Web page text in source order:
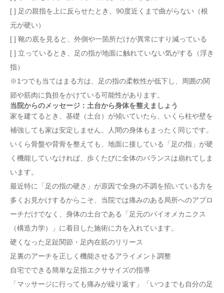
[ ] 足の親指を上に反らせたとき、90度近くまで曲がらない（根
元が硬い）
[ ] 靴の底を見ると、外側や一箇所だけが異常にすり減っている
[ ] 立っているとき、足の指が地面に触れていない気がする（浮き
指）
※1つでも当てはまる方は、足の指の柔軟性が低下し、周囲の関
節や筋肉に負担をかけている可能性があります。
当院からのメッセージ：土台から身体を整えましょう
家を建てるとき、基礎（土台）が傾いていたら、いくら柱や壁を
補強しても家は安定しません。人間の身体もまったく同じです。
いくら骨盤や背骨を整えても、地面に接している「足の指」が硬
く機能していなければ、歩くたびに全体のバランスは崩れてしま
います。
最近特に「足の指の硬さ」が原因で全身の不調を招いている方を
多くお見かけするからこそ、当院では痛みのある局所へのアプロ
ーチだけでなく、身体の土台である「足元のバイオメカニクス
（構造力学）」に着目した施術に力を入れています。
硬くなった足趾関節・足内在筋のリリース
足裏のアーチを正しく機能させるアライメント調整
自宅でできる簡単な足指エクササイズの指導
「マッサージに行っても痛みが繰り返す」「いつまでも自分の足
1. 足の指は、身体の「高性能センサー」であり「レ
バー」
2. なぜ現代人は「足の指」が硬くなりやすいのか？
響）
当院からのメッセージ：土台から身体を整えましょ
う